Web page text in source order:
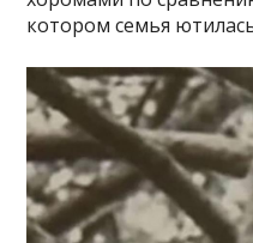
котором семья